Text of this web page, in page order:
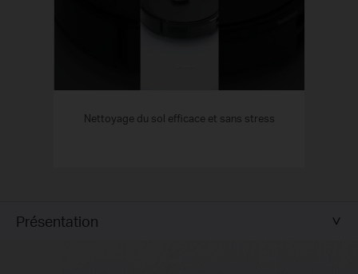
Nettoyage du sol efficace et sans stress
Présentation